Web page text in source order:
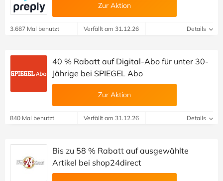
Zur Aktion
3.687 Mal benutzt Verfällt am 31.12.26 Details
40 % Rabatt auf Digital-Abo für unter 30-
Jährige bei SPIEGEL Abo
Zur Aktion
840 Mal benutzt Verfällt am 31.12.26 Details
Bis zu 58 % Rabatt auf ausgewählte
Artikel bei shop24direct